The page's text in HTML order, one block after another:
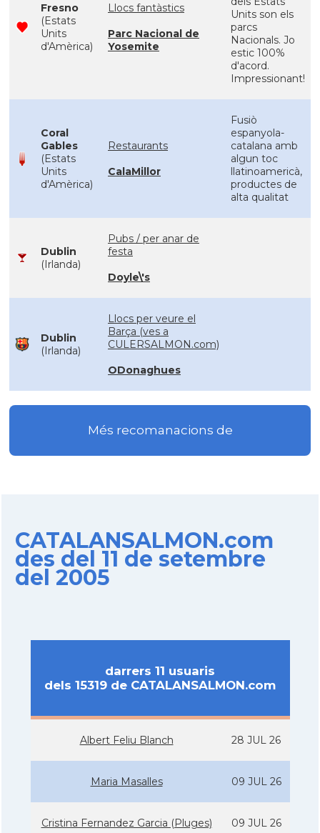
Fresno
(Estats
Units
d'Amèrica)
Llocs fantàstics
Parc Nacional de
Yosemite
Units son els
parcs
Nacionals. Jo
estic 100%
d'acord.
Impressionant!
Coral
Gables
(Estats
Units
d'Amèrica)
Restaurants
CalaMillor
Fusiò
espanyola-
catalana amb
algun toc
llatinoamericà,
productes de
alta qualitat
Dublin
(Irlanda)
Pubs / per anar de
festa
Doyle\'s
Dublin
(Irlanda)
Llocs per veure el
Barça (ves a
CULERSALMON.com)
ODonaghues
Més recomanacions de
CATALANSALMON.com
des del 11 de setembre
del 2005
darrers 11 usuaris
dels 15319 de CATALANSALMON.com
Albert Feliu Blanch 28 JUL 26
Maria Masalles 09 JUL 26
Cristina Fernandez Garcia (Pluges) 09 JUL 26